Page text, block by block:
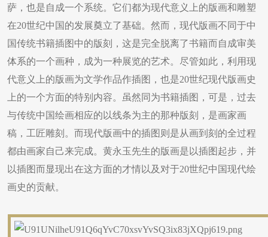
萨，也是自成一个系统。它们都为现代意义上的版画和雕塑
在20世纪中国的发展奠立了基础。然而，现代版画不同于中
国传统书籍插图中的版刻，这是完全脱离了书籍而自成审美
体系的一个画种，成为一种展览的艺术。尽管如此，利用现
代意义上的版画为文学作品作插图，也是20世纪现代版画史
上的一个方面的特别内容。虽然同为书籍插图，可是，过去
与传统中国绘画相应的以线条为主的那种版刻，是画家画
稿，工匠雕刻。而现代版画中的插图则是从画到刻的全过程
都由画家自己来完成。黄永玉先生的版画是以插图起步，并
以插图而显现出在这方面的才情以及对于20世纪中国现代绘
画史的贡献。